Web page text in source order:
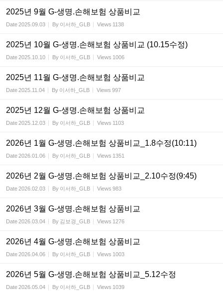
2025년 9월 G-생명.손해보험 상품비교
Date2025.09.03 By 이서하_GLB Views 1138
2025년 10월 G-생명.손해보험 상품비교 (10.15수정)
Date2025.10.10 By 이서하_GLB Views 1006
2025년 11월 G-생명.손해보험 상품비교
Date2025.11.04 By 이서하_GLB Views 997
2025년 12월 G-생명.손해보험 상품비교
Date2025.12.03 By 이서하_GLB Views 1103
2026년 1월 G-생명.손해보험 상품비교_1.8수정(10:11)
Date2026.01.06 By 이서하_GLB Views 1351
2026년 2월 G-생명.손해보험 상품비교_2.10수정(9:45)
Date2026.02.03 By 이서하_GLB Views 983
2026년 3월 G-생명.손해보험 상품비교
Date2026.03.04 By 김보경_GLB Views 1276
2026년 4월 G-생명.손해보험 상품비교
Date2026.04.06 By 이서하_GLB Views 1003
2026년 5월 G-생명.손해보험 상품비교_5.12수정
Date2026.05.04 By 이서하_GLB Views 1039